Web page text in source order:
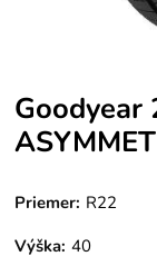
Goodyear
Priemer: R22
Výška: 40